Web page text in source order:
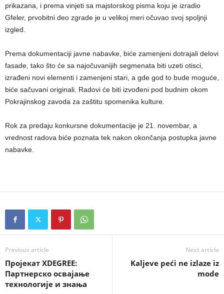
prikazana, i prema vinjeti sa majstorskog pisma koju je izradio
Gfeler, prvobitni deo zgrade je u velikoj meri očuvao svoj spoljnji
izgled.
Prema dokumentaciji javne nabavke, biće zamenjeni dotrajali delovi
fasade, tako što će sa najočuvanijih segmenata biti uzeti otisci,
izrađeni novi elementi i zamenjeni stari, a gde god to bude moguće,
biće sačuvani originali. Radovi će biti izvođeni pod budnim okom
Pokrajinskog zavoda za zaštitu spomenika kulture.
Rok za predaju konkursne dokumentacije je 21. novembar, a
vrednost radova biće poznata tek nakon okončanja postupka javne
nabavke.
Previous article
Пројекат XDEGREE:
Партнерско освајање
технологије и знања
Next article
Kaljeve peći ne izlaze iz
mode